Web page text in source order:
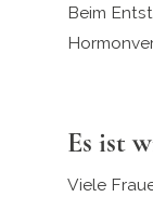
Beim
Es ist
Viele